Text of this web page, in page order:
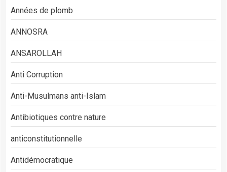
Années de plomb
ANNOSRA
ANSAROLLAH
Anti Corruption
Anti-Musulmans anti-Islam
Antibiotiques contre nature
anticonstitutionnelle
Antidémocratique